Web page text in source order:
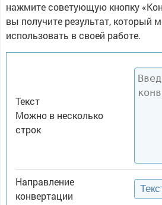
нажмите советующую кнопку
вы получите результат, который
использовать в своей работе.
Текст
Можно в несколько
строк
Направление
конвертации